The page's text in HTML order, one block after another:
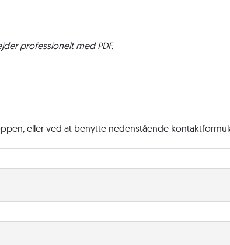
professionelt med PDF.
eller ved at benytte nedenstående